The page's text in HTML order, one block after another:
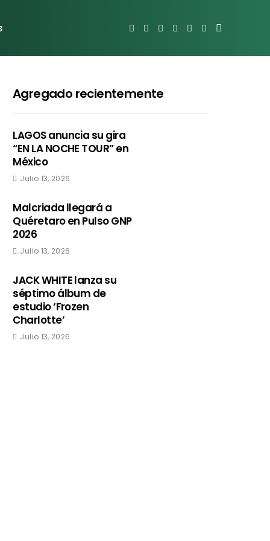
Agregado recientemente
LAGOS anuncia su gira
“EN LA NOCHE TOUR” en
México
Julio 13, 2026
Malcriada llegará a
Quéretaro en Pulso GNP
2026
Julio 13, 2026
JACK WHITE lanza su
séptimo álbum de
estudio ‘Frozen
Charlotte’
Julio 13, 2026